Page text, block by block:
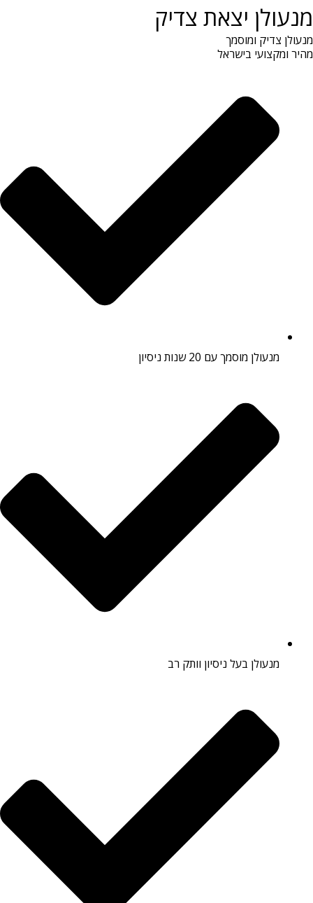
מנעולן יצאת צדיק
מנעולן צדיק ומוסמך
מהיר ומקצועי בישראל
מנעולן מוסמך עם 20 שנות ניסיון
מנעולן בעל ניסיון וותק רב